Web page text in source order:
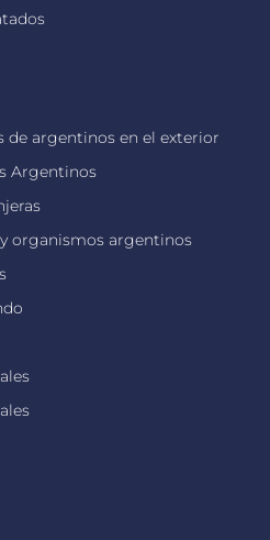
de argentinos en el exterior
Argentinos
organismos argentinos